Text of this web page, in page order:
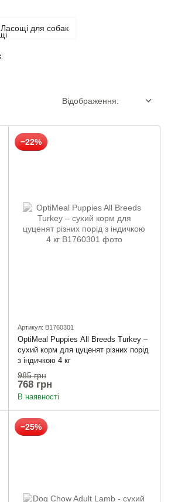
Ласощі для собак
Відображення:
−22%
Артикул: B1760301
OptiMeal Puppies All Breeds Turkey –
сухий корм для цуценят різних порід
з індичкою 4 кг
985 грн
768 грн
В наявності
−25%